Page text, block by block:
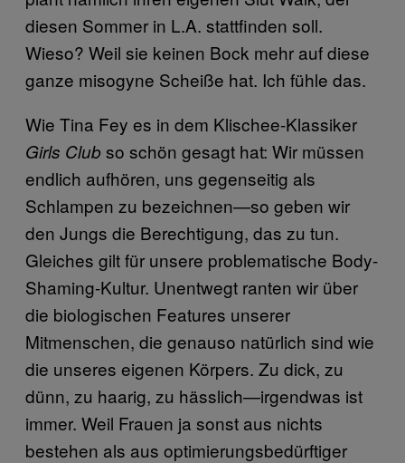
diesen Sommer in L.A. stattfinden soll.
Wieso? Weil sie keinen Bock mehr auf diese
ganze misogyne Scheiße hat. Ich fühle das.
Wie Tina Fey es in dem Klischee-Klassiker
Girls Club so schön gesagt hat: Wir müssen
endlich aufhören, uns gegenseitig als
Schlampen zu bezeichnen—so geben wir
den Jungs die Berechtigung, das zu tun.
Gleiches gilt für unsere problematische Body-
Shaming-Kultur. Unentwegt ranten wir über
die biologischen Features unserer
Mitmenschen, die genauso natürlich sind wie
die unseres eigenen Körpers. Zu dick, zu
dünn, zu haarig, zu hässlich—irgendwas ist
immer. Weil Frauen ja sonst aus nichts
bestehen als aus optimierungsbedürftiger